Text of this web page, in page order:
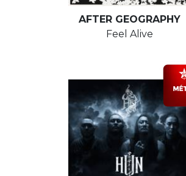
AFTER GEOGRAPHY
Feel Alive